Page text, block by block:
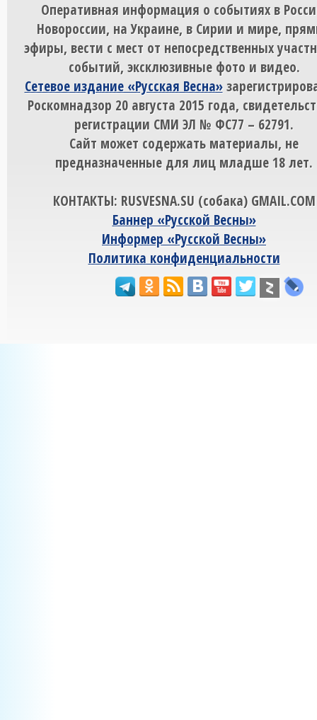
Оперативная информация о событиях в
Новороссии, на Украине, в Сирии и мире,
эфиры, вести с мест от непосредственных
событий, эксклюзивные фото и видео.
Сетевое издание «Русская Весна»
Роскомнадзор 20 августа 2015 года,
регистрации СМИ ЭЛ № ФС77 – 62791.
Сайт может содержать материалы, не
предназначенные для лиц младше 18 лет.
КОНТАКТЫ: RUSVESNA.SU (собака) GMAIL.COM
Баннер «Русской Весны»
Информер «Русской Весны»
Политика конфиденциальности